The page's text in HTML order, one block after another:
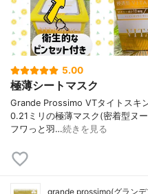
5.00
極薄シートマスク
Grande Prossimo VTタイトスキ
0.21ミリの極薄マスク(密着型ヌ
フワっと羽…続きを見る
grande prossimo(グラン